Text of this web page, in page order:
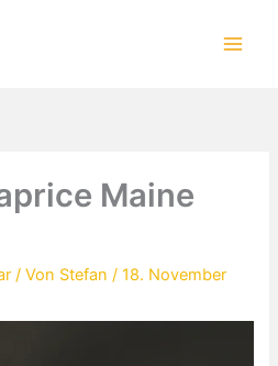
Maine
/ Von Stefan/18. November